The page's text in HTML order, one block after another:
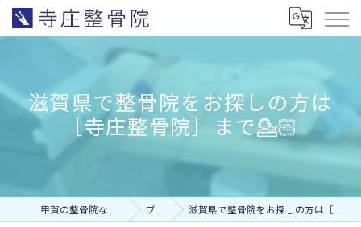
滋賀県で整骨院をお探しの方は
［寺庄整骨院］まで💁🏻
甲賀の整骨院なら寺庄整骨院 ブログ 滋賀県で整骨院をお探しの方は［寺庄整骨院］まで💁🏻